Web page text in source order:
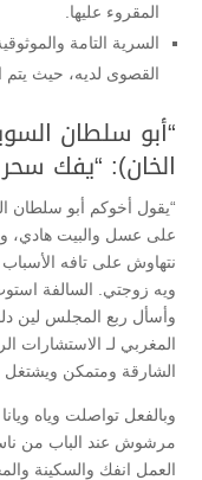
المقروء عليها.
السرية التامة
القصوى لديه، حيث
“أبو سلطان
الخان): “يفك
“يقول أخوكم أبو سلطان
على عسل والبيت هادي،
نتهاوش على تافه
ويه زوجتي. السالفة
وأسأل ربع المجلس لين
المغربي لـ الاستشارات
الشارقة ومتمكن ويشتغل
وبالفعل تواصلت وياه
مرشوش عند الباب من
العمل انفك والسكينة